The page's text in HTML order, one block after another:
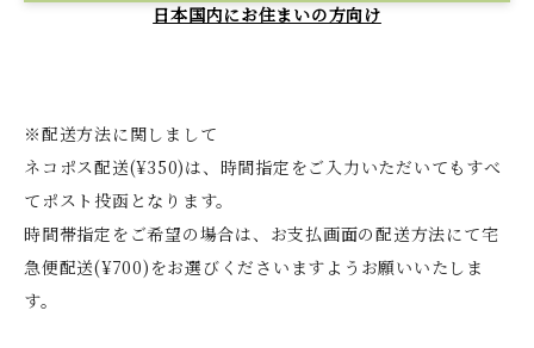
日本国内にお住まいの方向け
※配送方法に関しまして
ネコポス配送(¥350)は、時間指定をご入力いただいてもすべ
てポスト投函となります。
時間帯指定をご希望の場合は、お支払画面の配送方法にて宅
急便配送(¥700)をお選びくださいますようお願いいたしま
す。